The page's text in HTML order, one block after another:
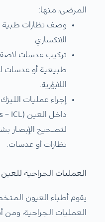
المرضى، منها:
وصف نظارات طبية
الانكساري.
تركيب عدسات
طبيعية أو عدسات
اللابؤرية.
لتصحيح الإبصار
نظارات أو عدسات.
العمليات الجراحية للعين
يقوم أطباء العيون
العمليات الجراحية، ومن